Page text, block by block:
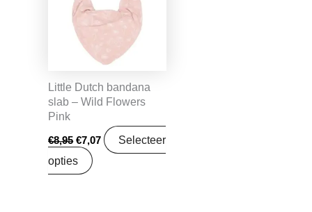
Little Dutch bandana
slab – Wild Flowers
Pink
€8,95 €7,07
Selecteer
opties